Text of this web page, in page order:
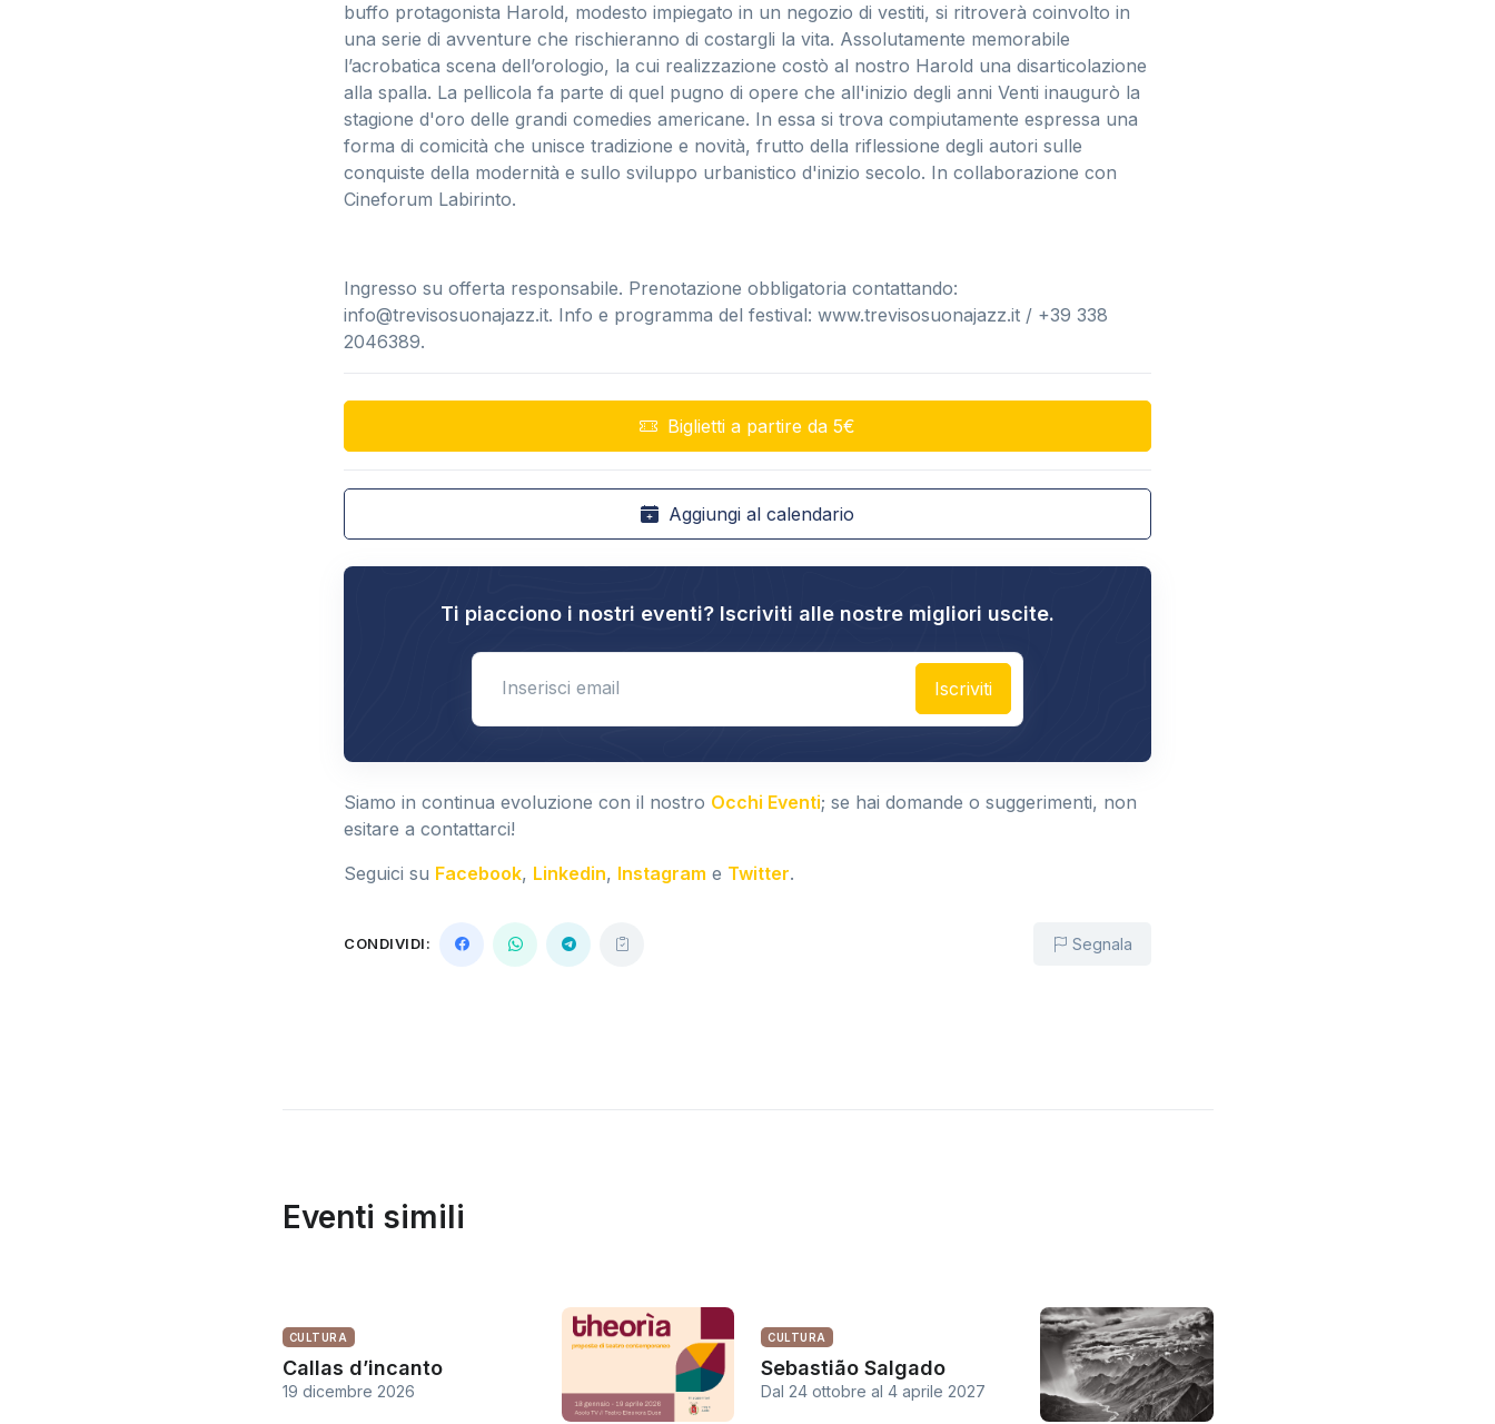
buffo protagonista Harold, modesto impiegato in un negozio di vestiti, si ritroverà coinvolto in
una serie di avventure che rischieranno di costargli la vita. Assolutamente memorabile
l’acrobatica scena dell’orologio, la cui realizzazione costò al nostro Harold una disarticolazione
alla spalla. La pellicola fa parte di quel pugno di opere che all'inizio degli anni Venti inaugurò la
stagione d'oro delle grandi comedies americane. In essa si trova compiutamente espressa una
forma di comicità che unisce tradizione e novità, frutto della riflessione degli autori sulle
conquiste della modernità e sullo sviluppo urbanistico d'inizio secolo. In collaborazione con
Cineforum Labirinto.
Ingresso su offerta responsabile. Prenotazione obbligatoria contattando:
info@trevisosuonajazz.it. Info e programma del festival: www.trevisosuonajazz.it / +39 338
2046389.
Biglietti a partire da 5€
Aggiungi al calendario
Ti piacciono i nostri eventi? Iscriviti alle nostre migliori uscite.
Iscriviti
Siamo in continua evoluzione con il nostro Occhi Eventi; se hai domande o suggerimenti, non
esitare a contattarci!
Seguici su Facebook, Linkedin, Instagram e Twitter.
CONDIVIDI: Segnala
Eventi simili
CULTURA
Callas d’incanto
19 dicembre 2026
CULTURA
Sebastião Salgado
Dal 24 ottobre al 4 aprile 2027